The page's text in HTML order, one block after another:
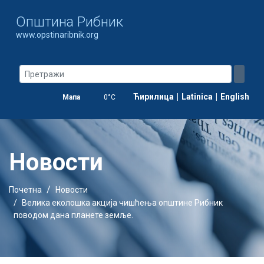
Oпштина Рибник
www.opstinaribnik.org
Мапа 0°C Ћирилица | Latinica | English
Новости
Почетна
Новости
Велика еколошка акција чишћења општине Рибник
поводом дана планете земље.